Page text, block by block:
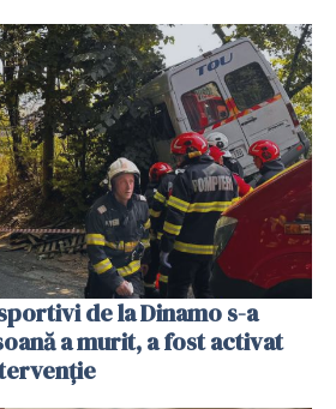
de la Dinamo s-a
a murit, a fost activat